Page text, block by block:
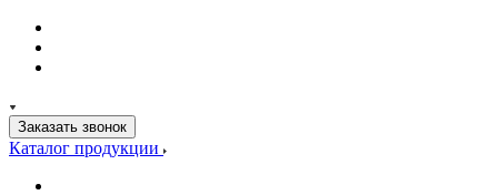
Заказать звонок
Каталог продукции